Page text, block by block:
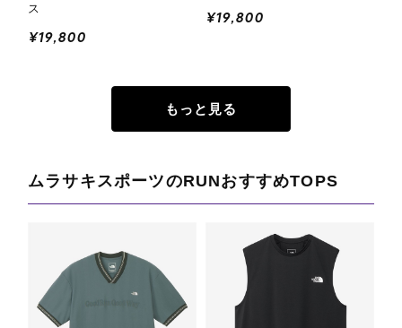
ス
¥19,800
¥19,800
もっと見る
ムラサキスポーツのRUNおすすめTOPS